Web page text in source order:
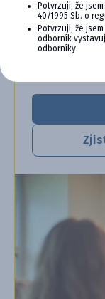
Plus:
Jedinečné
Potvrzuji, že
40/1995 Sb. o
Potvrzuji, že
odborník
odborníky.